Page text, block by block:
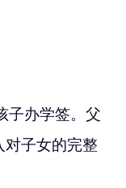
子办学签。父
对子女的完整